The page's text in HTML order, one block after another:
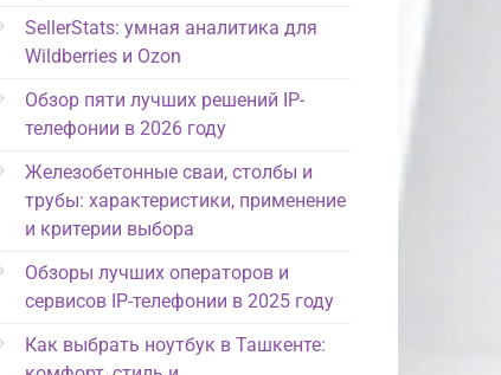
SellerStats: умная аналитика для
Wildberries и Ozon
Обзор пяти лучших решений IP-
телефонии в 2026 году
Железобетонные сваи, столбы и
трубы: характеристики, применение
и критерии выбора
Обзоры лучших операторов и
сервисов IP-телефонии в 2025 году
Как выбрать ноутбук в Ташкенте: